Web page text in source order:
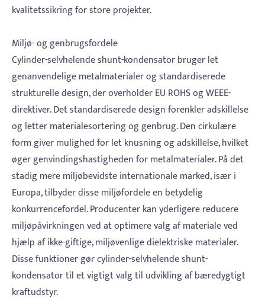
kvalitetssikring for store projekter.
Miljø- og genbrugsfordele
Cylinder-selvhelende shunt-kondensator bruger let
genanvendelige metalmaterialer og standardiserede
strukturelle design, der overholder EU ROHS og WEEE-
direktiver. Det standardiserede design forenkler adskillelse
og letter materialesortering og genbrug. Den cirkulære
form giver mulighed for let knusning og adskillelse, hvilket
øger genvindingshastigheden for metalmaterialer. På det
stadig mere miljøbevidste internationale marked, især i
Europa, tilbyder disse miljøfordele en betydelig
konkurrencefordel. Producenter kan yderligere reducere
miljøpåvirkningen ved at optimere valg af materiale ved
hjælp af ikke-giftige, miljøvenlige dielektriske materialer.
Disse funktioner gør cylinder-selvhelende shunt-
kondensator til et vigtigt valg til udvikling af bæredygtigt
kraftudstyr.